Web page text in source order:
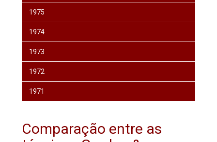
1975
1974
1973
1972
1971
Comparação entre as